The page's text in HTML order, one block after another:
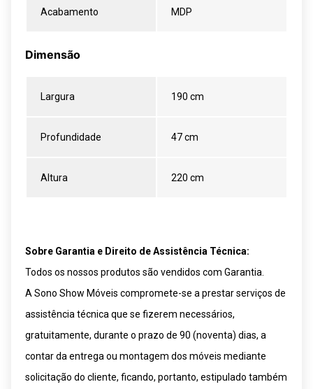
Acabamento MDP
Dimensão
Largura 190 cm
Profundidade 47 cm
Altura 220 cm
Sobre Garantia e Direito de Assistência Técnica:
Todos os nossos produtos são vendidos com Garantia.
A Sono Show Móveis compromete-se a prestar serviços de
assistência técnica que se fizerem necessários,
gratuitamente, durante o prazo de 90 (noventa) dias, a
contar da entrega ou montagem dos móveis mediante
solicitação do cliente, ficando, portanto, estipulado também